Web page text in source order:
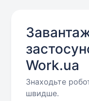
Work.ua
Знаходьте
швидше.